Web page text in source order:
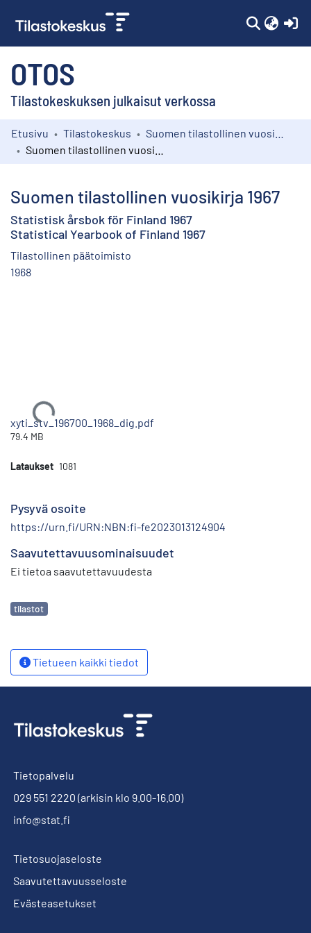
OTOS
Tilastokeskuksen julkaisut verkossa
Kokoelmat
Etusivu Tilastokeskus
Suomen tilastollinen vuosikirja 1967
Statistisk årsbok för Finland 1967
Statistical Yearbook of Finland 1967
Tilastollinen päätoimisto
1968
Ladataan...
xyti_stv_196700_1968_dig.pdf
79.4 MB
Lataukset 1081
Pysyvä osoite
https://urn.fi/URN:NBN:fi-fe2023013124904
Saavutettavuusominaisuudet
Ei tietoa saavutettavuudesta
Avainsanat
tilastot
Tietueen kaikki tiedot
Tietopalvelu
029 551 2220 (arkisin klo 9.00-16.00)
info@stat.fi
Tietosuojaseloste
Saavutettavuusseloste
Evästeasetukset